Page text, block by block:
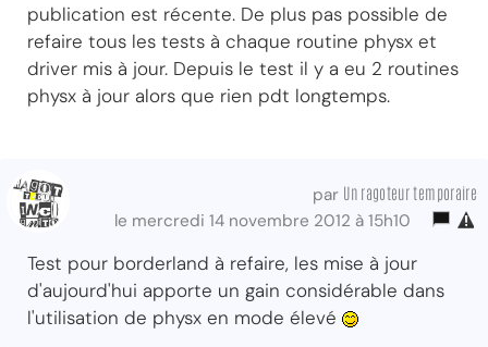
publication est récente. De plus pas possible de
refaire tous les tests à chaque routine physx et
driver mis à jour. Depuis le test il y a eu 2 routines
physx à jour alors que rien pdt longtemps.
par Un ragoteur temporaire
le mercredi 14 novembre 2012 à 15h10
Test pour borderland à refaire, les mise à jour
d'aujourd'hui apporte un gain considérable dans
l'utilisation de physx en mode élevé